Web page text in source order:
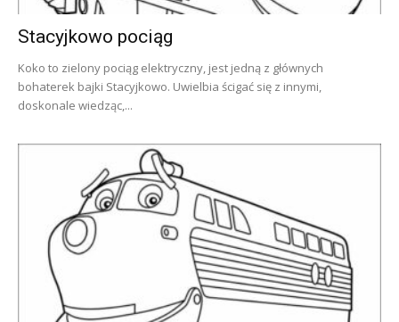
Stacyjkowo pociąg
Koko to zielony pociąg elektryczny, jest jedną z głównych
bohaterek bajki Stacyjkowo. Uwielbia ścigać się z innymi,
doskonale wiedząc,...